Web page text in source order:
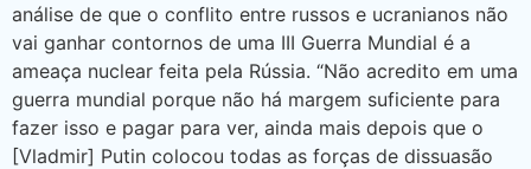
análise de que o conflito entre russos e ucranianos não
vai ganhar contornos de uma III Guerra Mundial é a
ameaça nuclear feita pela Rússia. “Não acredito em uma
guerra mundial porque não há margem suficiente para
fazer isso e pagar para ver, ainda mais depois que o
[Vladmir] Putin colocou todas as forças de dissuasão